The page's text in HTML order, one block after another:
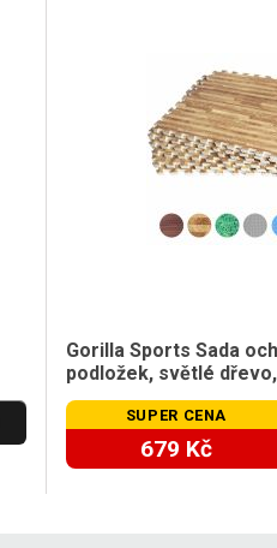
Gorilla Sports Sada
podložek, světlé
SUPER CENA
679 Kč